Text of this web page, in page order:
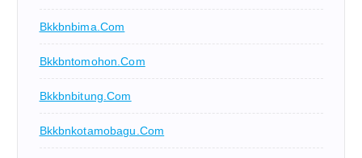
Bkkbnbima.com
Bkkbntomohon.com
Bkkbnbitung.com
Bkkbnkotamobagu.com